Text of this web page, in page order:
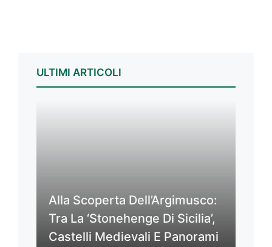
ULTIMI ARTICOLI
Alla Scoperta Dell’Argimusco:
Tra La ‘Stonehenge Di Sicilia’,
Castelli Medievali E Panorami